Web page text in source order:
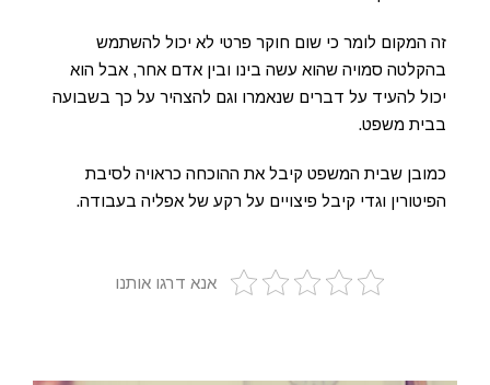
זה המקום לומר כי שום חוקר פרטי לא יכול להשתמש
בהקלטה סמויה שהוא עשה בינו ובין אדם אחר, אבל הוא
יכול להעיד על דברים שנאמרו וגם להצהיר על כך בשבועה
בבית משפט.
כמובן שבית המשפט קיבל את ההוכחה כראויה לסיבת
הפיטורין וגדי קיבל פיצויים על רקע של אפליה בעבודה.
אנא דרגו אותנו